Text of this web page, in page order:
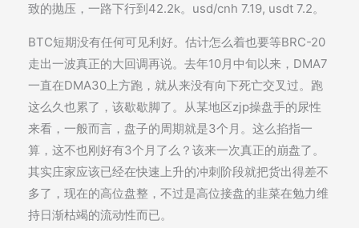
致的抛压，一路下行到42.2k。usd/cnh 7.19, usdt 7.2。
BTC短期没有任何可见利好。估计怎么着也要等BRC-20
走出一波真正的大回调再说。去年10月中旬以来，DMA7
一直在DMA30上方跑，就从来没有向下死亡交叉过。跑
这么久也累了，该歇歇脚了。从某地区zjp操盘手的尿性
来看，一般而言，盘子的周期就是3个月。这么掐指一
算，这不也刚好有3个月了么？该来一次真正的崩盘了。
其实庄家应该已经在快速上升的冲刺阶段就把货出得差不
多了，现在的高位盘整，不过是高位接盘的韭菜在勉力维
持日渐枯竭的流动性而已。